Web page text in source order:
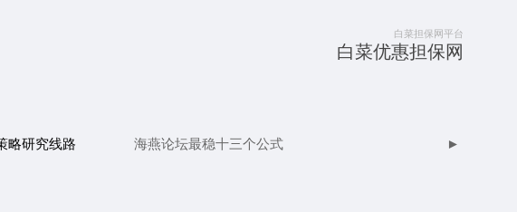
白菜担保网平台
白菜优惠担保网
略研究线路 海燕论坛最稳十三个公式 ►